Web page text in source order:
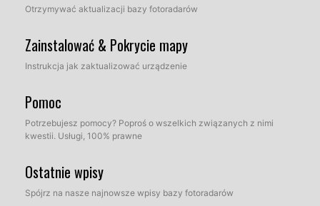
Otrzymywać aktualizacji bazy fotoradarów
Zainstalować & Pokrycie mapy
Instrukcja jak zaktualizować urządzenie
Pomoc
Potrzebujesz pomocy? Poproś o wszelkich związanych z nimi
kwestii. Usługi, 100% prawne
Ostatnie wpisy
Spójrz na nasze najnowsze wpisy bazy fotoradarów